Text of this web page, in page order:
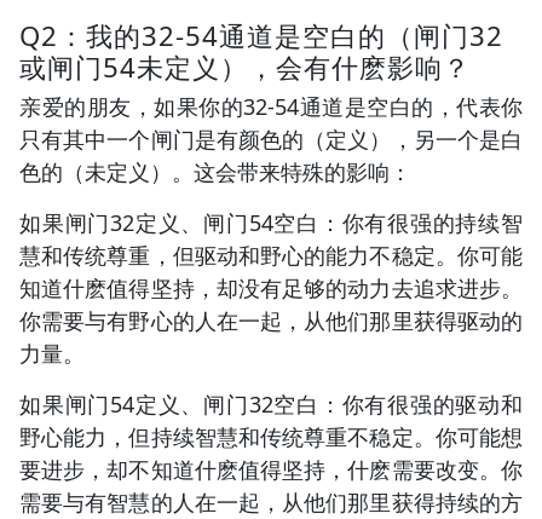
Q2：我的32-54通道是空白的（闸门32
或闸门54未定义），会有什麽影响？
亲爱的朋友，如果你的32-54通道是空白的，代表你
只有其中一个闸门是有颜色的（定义），另一个是白
色的（未定义）。这会带来特殊的影响：
如果闸门32定义、闸门54空白：你有很强的持续智
慧和传统尊重，但驱动和野心的能力不稳定。你可能
知道什麽值得坚持，却没有足够的动力去追求进步。
你需要与有野心的人在一起，从他们那里获得驱动的
力量。
如果闸门54定义、闸门32空白：你有很强的驱动和
野心能力，但持续智慧和传统尊重不稳定。你可能想
要进步，却不知道什麽值得坚持，什麽需要改变。你
需要与有智慧的人在一起，从他们那里获得持续的方